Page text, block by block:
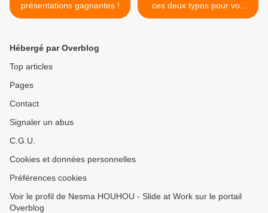
présentations gagnantes !
ces deux typos pour vos
futures présentations ! >
Hébergé par Overblog
Top articles
Pages
Contact
Signaler un abus
C.G.U.
Cookies et données personnelles
Préférences cookies
Voir le profil de Nesma HOUHOU - Slide at Work sur le portail
Overblog